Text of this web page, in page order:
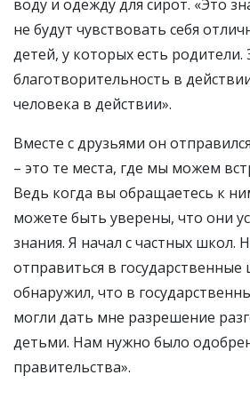
воду и одежду для сирот. «Это
не будут чувствовать себя
детей, у которых есть родители.
благотворительность в
человека в действии».
Вместе с друзьями он
– это те места, где мы можем
Ведь когда вы обращаетесь к
можете быть уверены, что они
знания. Я начал с частных школ.
отправиться в государственные
обнаружил, что в
могли дать мне разрешение
детьми. Нам нужно было
правительства».